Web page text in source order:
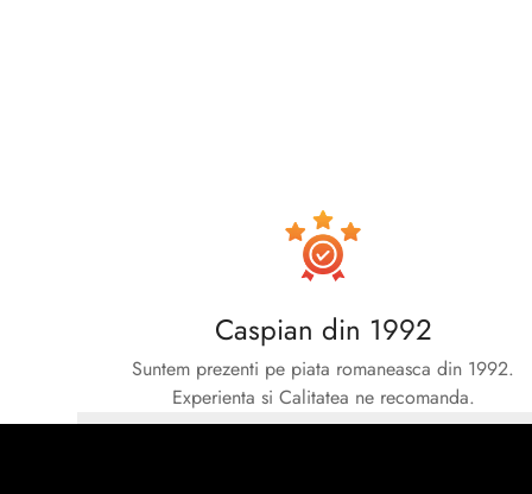
Caspian din 1992
Suntem prezenti pe piata romaneasca din 1992.
Experienta si Calitatea ne recomanda.